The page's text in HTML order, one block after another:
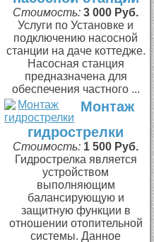
Стоимость:3 000 Руб.
Услуги по Установке и
подключению насосной
станции на даче коттедже.
Насосная станция
предназначена для
обеспечения частного ...
Монтаж
гидрострелки
Стоимость: 1 500 Руб.
Гидрострелка является
устройством
выполняющим
балансирующую и
защитную функции в
отношении отопительной
системы. Данное